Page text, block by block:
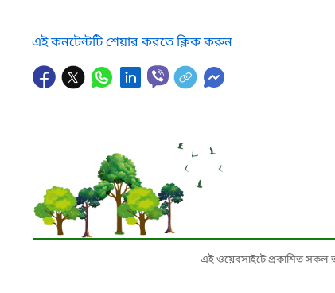
এই কনটেন্টটি শেয়ার করতে ক্লিক করুন
এই ওয়েবসাইটে প্রকাশিত সকল